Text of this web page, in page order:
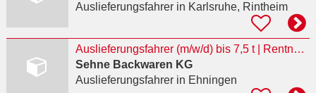
Auslieferungsfahrerin Karlsruhe, Rintheim
Auslieferungsfahrer (m/w/d) bis 7,5 t | Rentner oder Minijob
Sehne Backwaren KG
Auslieferungsfahrerin Ehningen